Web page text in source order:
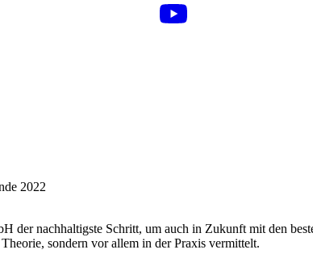
nachhaltigste Schritt, um auch in Zukunft mit den
sondern vor allem in der Praxis vermittelt.